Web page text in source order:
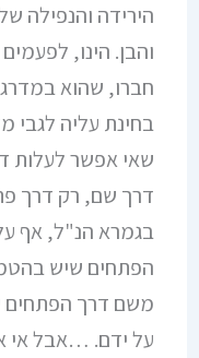
הירידה והנפילה
והבן. הינו,
חברו, שהוא
בחינת עליה לגבי
שאי אפשר לעלות
דרך שם, רק דרך
בגמרא הנ"ל, אף
הפתחים שיש
משם דרך הפתחים
על ידם. …אבל אי